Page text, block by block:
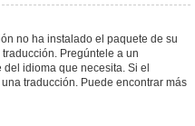
no ha instalado el paquete de su
Pregúntele a un
idioma que necesita. Si el
traducción. Puede encontrar más